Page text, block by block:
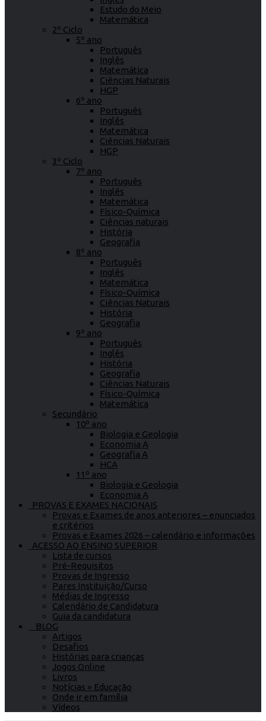
Estudo do Meio
Matemática
2º Ciclo
5º ano
Português
Inglês
Matemática
Ciências Naturais
HGP
6º ano
Português
Inglês
Matemática
Ciências Naturais
HGP
3º Ciclo
7º ano
Português
Inglês
Matemática
Físico-Química
Ciências naturais
História
Geografia
8º ano
Português
Inglês
Matemática
Físico-Química
Ciências Naturais
História
Geografia
9º ano
Português
Inglês
História
Geografia
Ciências Naturais
Físico-Química
Matemática
Secundário
10º ano
Biologia e Geologia
Economia A
Geografia A
HCA
11º ano
Biologia e Geologia
Economia A
PROVAS E EXAMES NACIONAIS
Provas e Exames de anos anteriores – enunciados
e critérios
Provas e Exames 2026 – calendário e informações
ACESSO AO ENSINO SUPERIOR
Lista de cursos
Pré-Requisitos
Provas de Ingresso
Pares Instituição/Curso
Médias de Ingresso
Calendário de Candidatura
Guia da candidatura
BLOG
Artigos
Desafios
Histórias para crianças
Jogos Online
Livros
Notícias » Educação
Onde ir em família
Vídeos